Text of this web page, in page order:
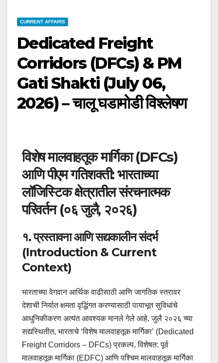
CURRENT AFFAIRS
Dedicated Freight
Corridors (DFCs) & PM
Gati Shakti (July 06,
2026) – चालू घडामोडी विश्लेषण
विशेष मालवाहतूक मार्गिका (DFCs)
आणि पीएम गतिशक्ती: भारताच्या
लॉजिस्टिक क्षेत्रातील संरचनात्मक
परिवर्तन (०६ जुलै, २०२६)
१. प्रस्तावना आणि सद्यकालीन संदर्भ
(Introduction & Current
Context)
भारताच्या वेगवान आर्थिक वाढीसाठी आणि जागतिक स्तरावर
देशाची निर्यात क्षमता वृद्धिंगत करण्यासाठी पायाभूत सुविधांचे
आधुनिकीकरण अत्यंत आवश्यक मानले गेले आहे. जुलै २०२६ च्या
सद्यस्थितीत, भारताचे ‘विशेष मालवाहतूक मार्गिका’ (Dedicated
Freight Corridors – DFCs) प्रकल्प, विशेषत: पूर्व
मालवाहतूक मार्गिका (EDFC) आणि पश्चिम मालवाहतूक मार्गिका